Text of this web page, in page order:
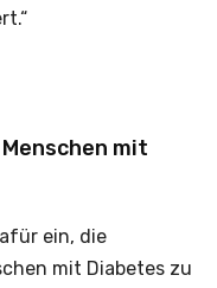
mit
ein, die
mit Diabetes zu